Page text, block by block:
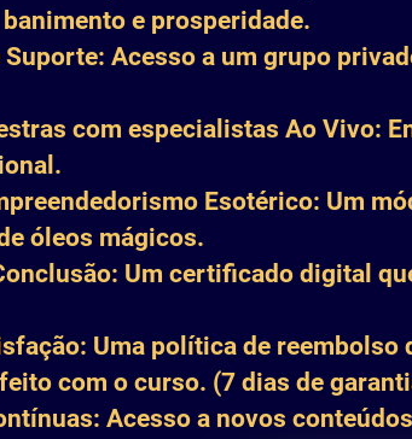
e prosperidade.
Acesso a um grupo
com especialistas Ao Vivo:
Esotérico: Um
óleos mágicos.
Um certificado digital
Uma política de
com o curso. (7 dias de
Acesso a novos